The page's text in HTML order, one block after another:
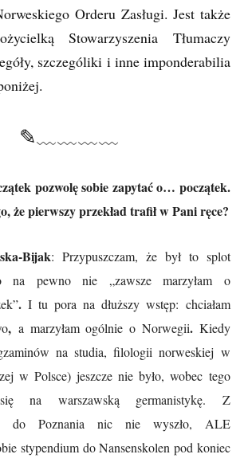
Orderu Zasługi. Jest także
Stowarzyszenia Tłumaczy
szczególiki i inne imponderabilia
✎﹏﹏﹏﹏
pozwolę sobie zapytać o… początek.
że pierwszy przekład trafił w Pani ręce?
Bijak: Przypuszczam, że był to splot
na pewno nie „zawsze marzyłam o
. I tu pora na dłuższy wstęp: chciałam
, a marzyłam ogólnie o Norwegii.Kiedy
na studia, filologii norweskiej w
w Polsce) jeszcze nie było, wobec tego
się na warszawską germanistykę. Z
do Poznania nic nie wyszło, ALE
stypendium do Nansenskolen pod koniec